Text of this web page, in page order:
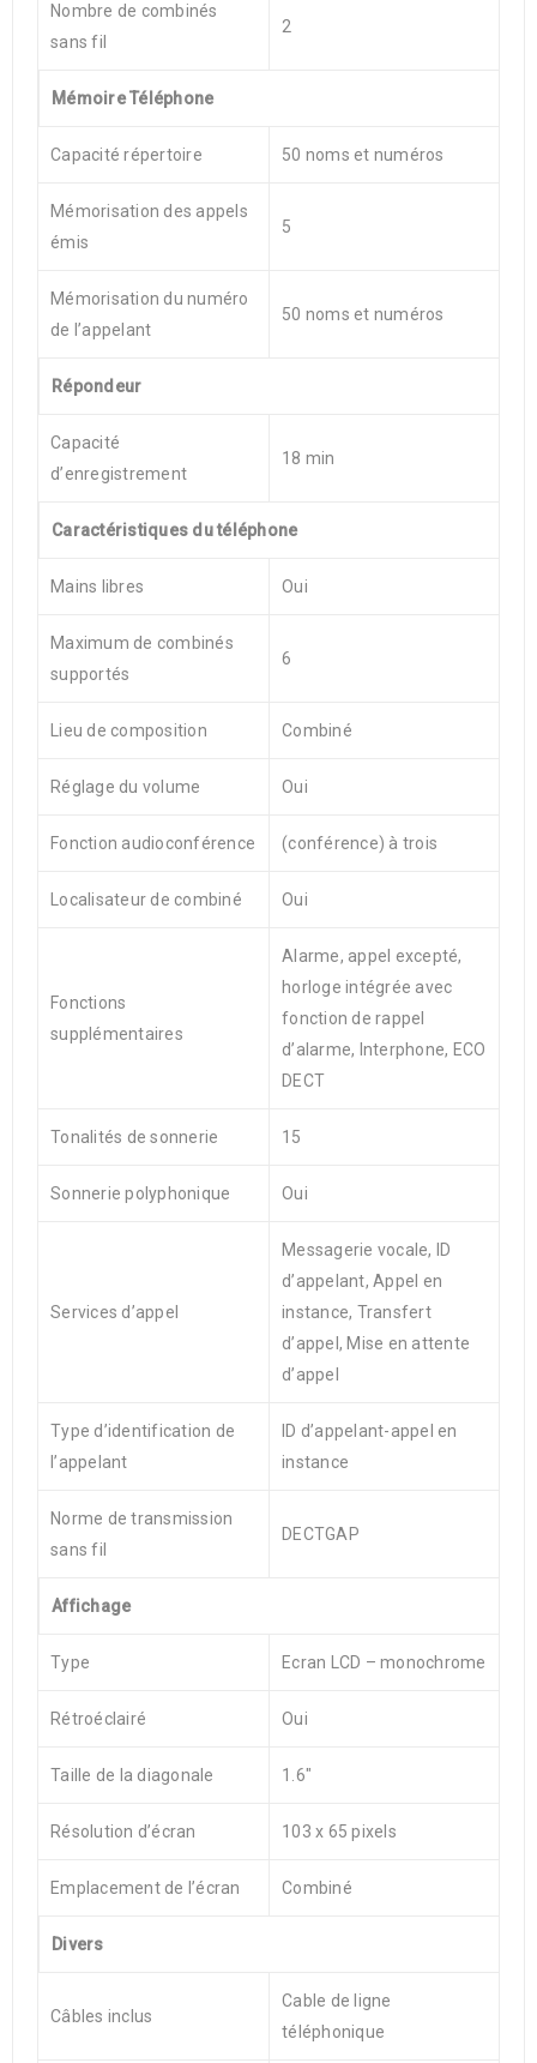
Nombre de combinés
sans fil
2
Mémoire Téléphone
Capacité répertoire 50 noms et numéros
Mémorisation des appels
émis
5
Mémorisation du numéro
de l’appelant
50 noms et numéros
Répondeur
Capacité
d’enregistrement
18 min
Caractéristiques du téléphone
Mains libres Oui
Maximum de combinés
supportés
6
Lieu de composition Combiné
Réglage du volume Oui
Fonction audioconférence (conférence) à trois
Localisateur de combiné Oui
Fonctions
supplémentaires
Alarme, appel excepté,
horloge intégrée avec
fonction de rappel
d’alarme, Interphone, ECO
DECT
Tonalités de sonnerie 15
Sonnerie polyphonique Oui
Services d’appel
Messagerie vocale, ID
d’appelant, Appel en
instance, Transfert
d’appel, Mise en attente
d’appel
Type d’identification de
l’appelant
ID d’appelant-appel en
instance
Norme de transmission
sans fil
DECTGAP
Affichage
Type Ecran LCD – monochrome
Rétroéclairé Oui
Taille de la diagonale 1.6″
Résolution d’écran 103 x 65 pixels
Emplacement de l’écran Combiné
Divers
Câbles inclus
Cable de ligne
téléphonique